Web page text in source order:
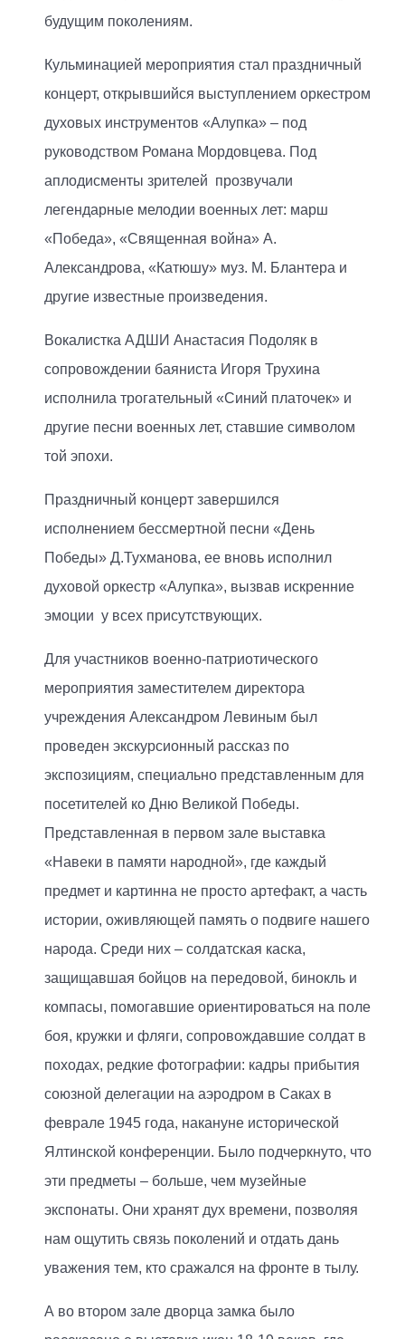
будущим поколениям.
Кульминацией мероприятия стал праздничный
концерт, открывшийся выступлением оркестром
духовых инструментов «Алупка» – под
руководством Романа Мордовцева. Под
аплодисменты зрителей прозвучали
легендарные мелодии военных лет: марш
«Победа», «Священная война» А.
Александрова, «Катюшу» муз. М. Блантера и
другие известные произведения.
Вокалистка АДШИ Анастасия Подоляк в
сопровождении баяниста Игоря Трухина
исполнила трогательный «Синий платочек» и
другие песни военных лет, ставшие символом
той эпохи.
Праздничный концерт завершился
исполнением бессмертной песни «День
Победы» Д.Тухманова, ее вновь исполнил
духовой оркестр «Алупка», вызвав искренние
эмоции у всех присутствующих.
Для участников военно-патриотического
мероприятия заместителем директора
учреждения Александром Левиным был
проведен экскурсионный рассказ по
экспозициям, специально представленным для
посетителей ко Дню Великой Победы.
Представленная в первом зале выставка
«Навеки в памяти народной», где каждый
предмет и картинна не просто артефакт, а часть
истории, оживляющей память о подвиге нашего
народа. Среди них – солдатская каска,
защищавшая бойцов на передовой, бинокль и
компасы, помогавшие ориентироваться на поле
боя, кружки и фляги, сопровождавшие солдат в
походах, редкие фотографии: кадры прибытия
союзной делегации на аэродром в Саках в
феврале 1945 года, накануне исторической
Ялтинской конференции. Было подчеркнуто, что
эти предметы – больше, чем музейные
экспонаты. Они хранят дух времени, позволяя
нам ощутить связь поколений и отдать дань
уважения тем, кто сражался на фронте в тылу.
А во втором зале дворца замка было